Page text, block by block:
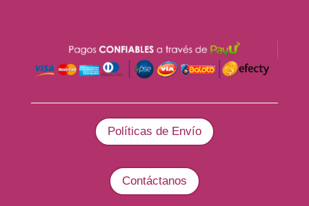
Políticas de Envío
Contáctanos